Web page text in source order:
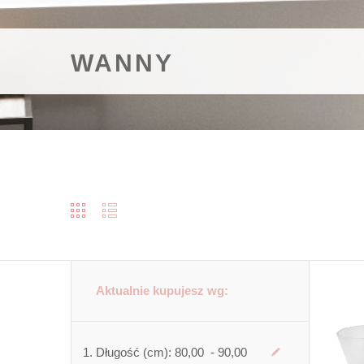
WANNY
Aktualnie kupujesz wg:
Długość (cm): 80,00 - 90,00